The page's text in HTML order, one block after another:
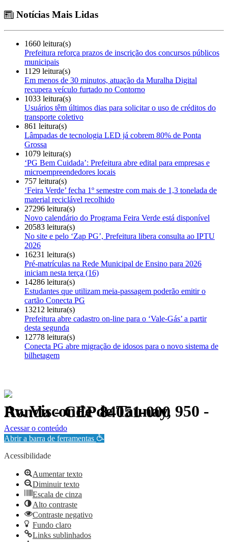
Notícias Mais Lidas
1660 leitura(s)
Prefeitura reforça prazos de inscrição dos concursos públicos
municipais
1129 leitura(s)
Em menos de 30 minutos, atuação da Muralha Digital
recupera veículo furtado no Contorno
1033 leitura(s)
Usuários têm últimos dias para solicitar o uso de créditos do
transporte coletivo
861 leitura(s)
Lâmpadas de tecnologia LED já cobrem 80% de Ponta
Grossa
1079 leitura(s)
‘PG Bem Cuidada’: Prefeitura abre edital para empresas e
microempreendedores locais
757 leitura(s)
‘Feira Verde’ fecha 1º semestre com mais de 1,3 tonelada de
material reciclável recolhido
27296 leitura(s)
Novo calendário do Programa Feira Verde está disponível
20583 leitura(s)
No site e pelo ‘Zap PG’, Prefeitura libera consulta ao IPTU
2026
16231 leitura(s)
Pré-matrículas na Rede Municipal de Ensino para 2026
iniciam nesta terça (16)
14286 leitura(s)
Estudantes que utilizam meia-passagem poderão emitir o
cartão Conecta PG
13212 leitura(s)
Prefeitura abre cadastro on-line para o ‘Vale-Gás’ a partir
desta segunda
12778 leitura(s)
Conecta PG abre migração de idosos para o novo sistema de
bilhetagem
Av. Visconde de Taunay, 950 - Ronda - CEP 84051-000
Política de Privacidade.
Acessar o conteúdo
Abrir a barra de ferramentas
Acessibilidade
Aumentar texto
Diminuir texto
Escala de cinza
Alto contraste
Contraste negativo
Fundo claro
Links sublinhados